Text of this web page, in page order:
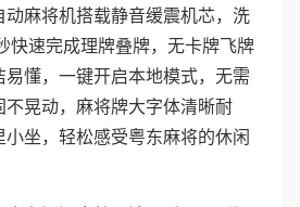
动麻将机搭载静音缓震机芯，洗
快速完成理牌叠牌，无卡牌飞牌
懂，一键开启本地模式，无需
晃动，麻将牌大字体清晰耐
坐，轻松感受粤东麻将的休闲